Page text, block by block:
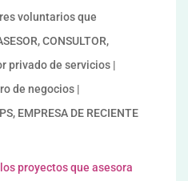
voluntarios que
CONSULTOR,
privado de servicios |
de negocios |
EMPRESA DE RECIENTE
proyectos que asesora